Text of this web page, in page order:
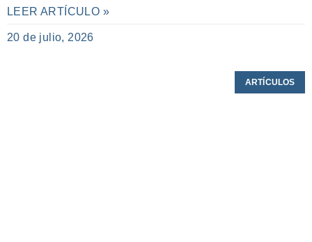
LEER ARTÍCULO »
20 de julio, 2026
ARTÍCULOS